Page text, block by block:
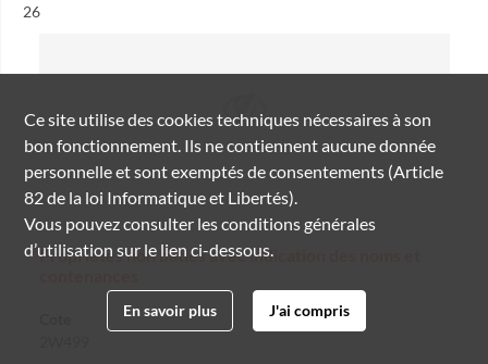
Résultat n°
26
Propriétés non bâties avec indication des noms et
Ce site utilise descookiestechniques nécessaires à son
bon fonctionnement. Ils ne contiennent aucune donnée
personnelle et sont exemptés de consentements (Article
82 de la loi Informatique et Libertés).
Vous pouvez consulter les conditions générales
d’utilisation sur le lien ci-dessous.
En savoir plus J'ai compris